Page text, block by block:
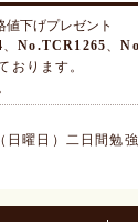
下げプレゼント
、No.TCR1265、
おります。
日曜日）二日間勉